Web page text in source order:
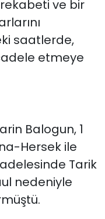
ve bir
saatlerde,
etmeye
Balogun, 1
Hersek ile
Tarik
nedeniyle